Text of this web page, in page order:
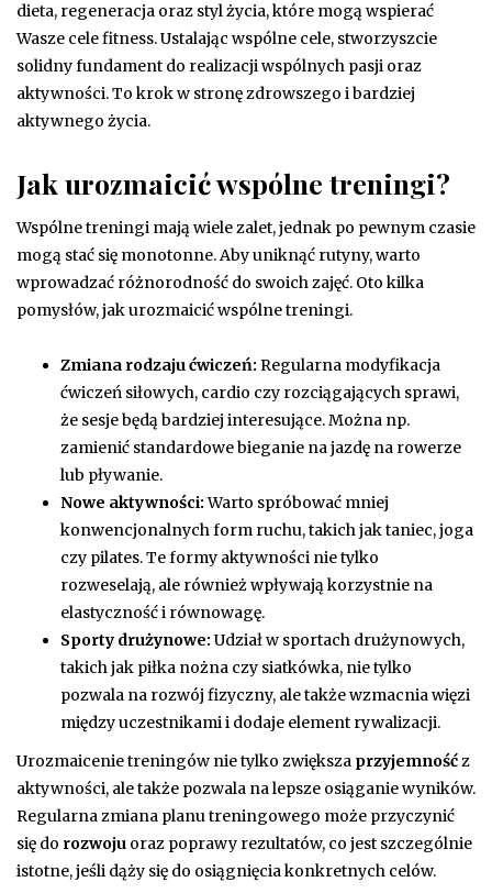
dieta, regeneracja oraz styl życia, które mogą wspierać
Wasze cele fitness. Ustalając wspólne cele, stworzyszcie
solidny fundament do realizacji wspólnych pasji oraz
aktywności. To krok w stronę zdrowszego i bardziej
aktywnego życia.
Jak urozmaicić wspólne treningi?
Wspólne treningi mają wiele zalet, jednak po pewnym czasie
mogą stać się monotonne. Aby uniknąć rutyny, warto
wprowadzać różnorodność do swoich zajęć. Oto kilka
pomysłów, jak urozmaicić wspólne treningi.
Zmiana rodzaju ćwiczeń: Regularna modyfikacja
ćwiczeń siłowych, cardio czy rozciągających sprawi,
że sesje będą bardziej interesujące. Można np.
zamienić standardowe bieganie na jazdę na rowerze
lub pływanie.
Nowe aktywności:Warto spróbować mniej
konwencjonalnych form ruchu, takich jak taniec, joga
czy pilates. Te formy aktywności nie tylko
rozweselają, ale również wpływają korzystnie na
elastyczność i równowagę.
Sporty drużynowe: Udział w sportach drużynowych,
takich jak piłka nożna czy siatkówka, nie tylko
pozwala na rozwój fizyczny, ale także wzmacnia więzi
między uczestnikami i dodaje element rywalizacji.
Urozmaicenie treningów nie tylko zwiększa przyjemnośćz
aktywności, ale także pozwala na lepsze osiąganie wyników.
Regularna zmiana planu treningowego może przyczynić
się do rozwoju oraz poprawy rezultatów, co jest szczególnie
istotne, jeśli dąży się do osiągnięcia konkretnych celów.